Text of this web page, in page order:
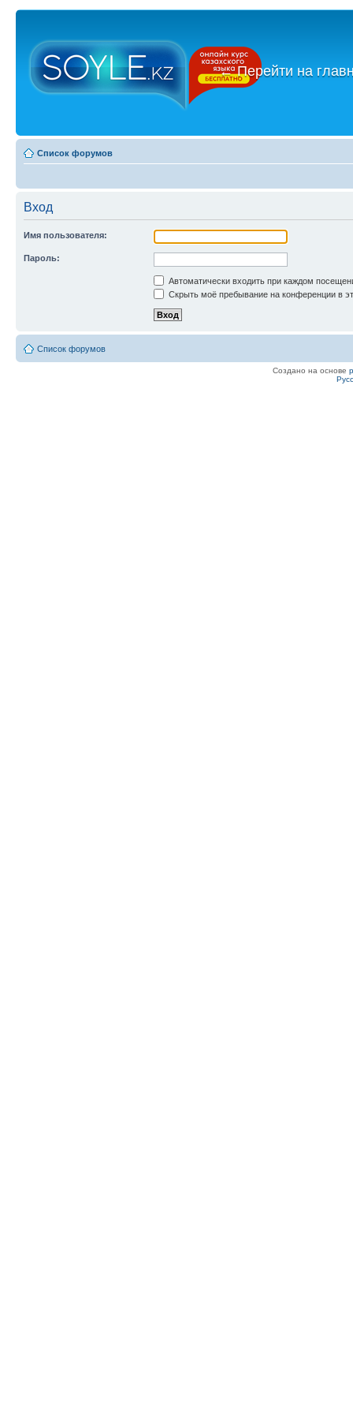
←Перейти на
Список форумов
Вход
Имя пользователя:
Пароль:
Автоматически входить при каждом
Скрыть моё пребывание на конференции в
Список форумов
Создано на основе